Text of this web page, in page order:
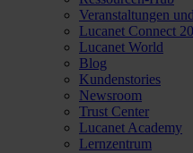
Veranstaltungen
Lucanet Connect
Lucanet World
Blog
Kundenstories
Newsroom
Trust Center
Lucanet Academy
Lernzentrum